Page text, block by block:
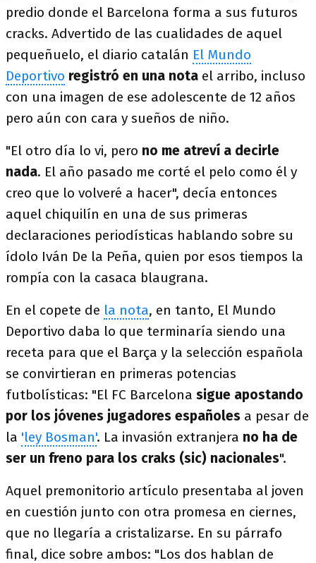
predio donde el Barcelona forma a sus futuros
cracks. Advertido de las cualidades de aquel
pequeñuelo, el diario catalán El Mundo
Deportivo registró en una nota el arribo, incluso
con una imagen de ese adolescente de 12 años
pero aún con cara y sueños de niño.
"El otro día lo vi, pero no me atreví a decirle
nada. El año pasado me corté el pelo como él y
creo que lo volveré a hacer", decía entonces
aquel chiquilín en una de sus primeras
declaraciones periodísticas hablando sobre su
ídolo Iván De la Peña, quien por esos tiempos la
rompía con la casaca blaugrana.
En el copete de la nota, en tanto, El Mundo
Deportivo daba lo que terminaría siendo una
receta para que el Barça y la selección española
se convirtieran en primeras potencias
futbolísticas: "El FC Barcelona sigue apostando
por los jóvenes jugadores españoles a pesar de
la 'ley Bosman'. La invasión extranjera no ha de
ser un freno para los craks (sic) nacionales".
Aquel premonitorio artículo presentaba al joven
en cuestión junto con otra promesa en ciernes,
que no llegaría a cristalizarse. En su párrafo
final, dice sobre ambos: "Los dos hablan de